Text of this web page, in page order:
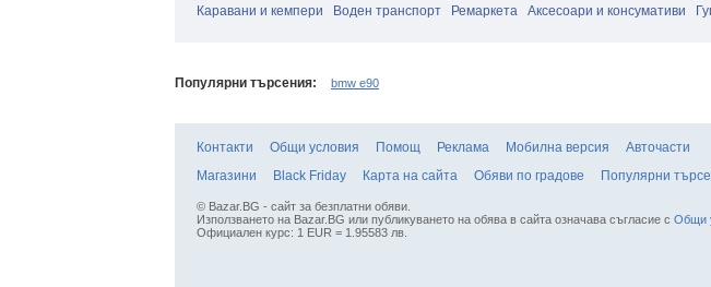
Каравани и кемпери
Воден транспорт Ремаркета Аксесоари и консумативи
Популярни търсения: bmw e90
Контакти Общи условия Помощ Реклама Мобилна версия
Авточасти
Магазини
Black Friday Карта на сайта Обяви по градове Популярни
© Bazar.BG - сайт за безплатни обяви.
Използването на Bazar.BG или публикуването на обява в сайта означава съгласие с Общи
Официален курс: 1 EUR = 1.95583 лв.